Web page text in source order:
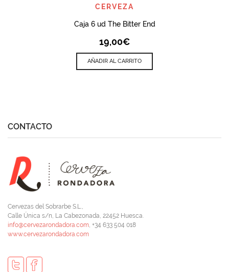
CERVEZA
Caja 6 ud The Bitter End
19,00€
AÑADIR AL CARRITO
CONTACTO
Cervezas del Sobrarbe S.L.,
Calle Única s/n, La Cabezonada, 22452 Huesca.
info@cervezarondadora.com , +34 633 504 018
www.cervezarondadora.com